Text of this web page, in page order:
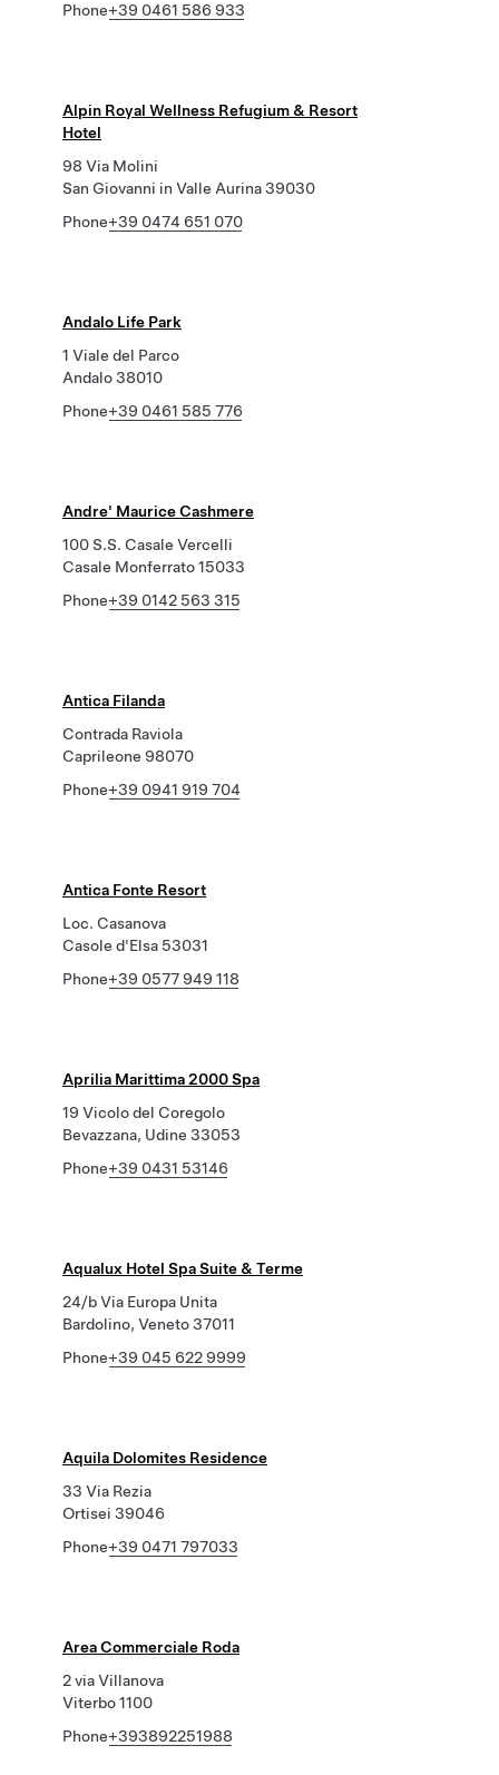
Phone+39 0461 586 933
Alpin Royal Wellness Refugium & Resort
Hotel
98 Via Molini
San Giovanni in Valle Aurina 39030
Phone+39 0474 651 070
Andalo Life Park
1 Viale del Parco
Andalo 38010
Phone+39 0461 585 776
Andre' Maurice Cashmere
100 S.S. Casale Vercelli
Casale Monferrato 15033
Phone+39 0142 563 315
Antica Filanda
Contrada Raviola
Caprileone 98070
Phone+39 0941 919 704
Antica Fonte Resort
Loc. Casanova
Casole d'Elsa 53031
Phone+39 0577 949 118
Aprilia Marittima 2000 Spa
19 Vicolo del Coregolo
Bevazzana, Udine 33053
Phone+39 0431 53146
Aqualux Hotel Spa Suite & Terme
24/b Via Europa Unita
Bardolino, Veneto 37011
Phone+39 045 622 9999
Aquila Dolomites Residence
33 Via Rezia
Ortisei 39046
Phone+39 0471 797033
Area Commerciale Roda
2 via Villanova
Viterbo 1100
Phone+393892251988